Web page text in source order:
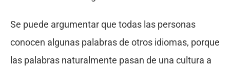
Se puede argumentar que todas las personas
conocen algunas palabras de otros idiomas, porque
las palabras naturalmente pasan de una cultura a